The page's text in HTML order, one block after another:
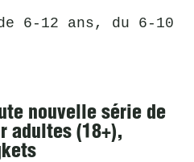
6-12 ans, du 6-10
nouvelle série de
adultes (18+),